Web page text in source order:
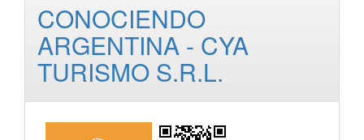
CONOCIENDO
ARGENTINA - CYA
TURISMO S.R.L.